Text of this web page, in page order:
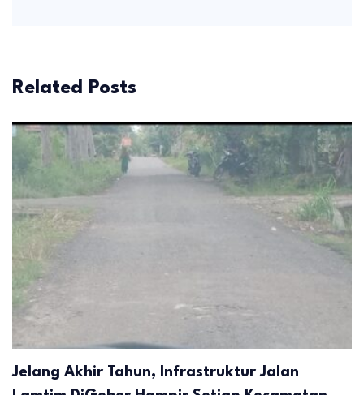
Related Posts
Jelang Akhir Tahun, Infrastruktur Jalan